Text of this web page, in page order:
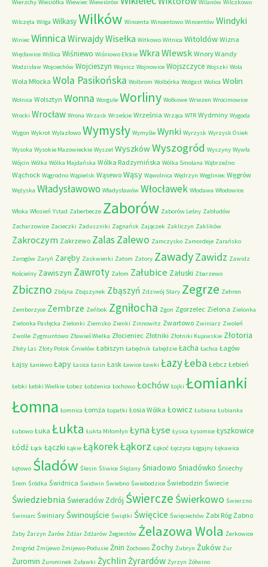
Wierzchy Wiesiółka Wiewiec Wiewiórów Wilanów Wilczkowo
Wilczęta Wilga WilkasyWilków Wincenta Wincentowo Wincentów Windyki
Winiec Winnica WirwajdyWisełka Witkowo Witnica Witoldów Wizna
Więcławice Wiślica Wiśniewo Wiśniowo Ełckie Wkra Wlewsk Wnory Wandy
Wodzisław Wojciechów Wojcieszyn Wojnicz Wojnowice Wojszczyce Wojszki Wola
Wola Młocka Wola Pasikońska Wolbrom Wolbórka Wolgast Wolica Wolin
Wolnica Wolsztyn Wonna Worgule Worliny Wołkowe Wriezen Wrocimowice
Wrocki Wrocław Wrona Wrzask Wrzeście Września Wrząca WTR Wydminy Wygoda
Wygon Wykrot Wylazłowo Wymysły Wymyśle Wynki Wyrzysk Wyrzysk Osiek
Wysoka Wysokie Mazowieckie Wyszel WyszkówWyszogród Wyszyny Wywła
Wójcin Wólka Wólka Majdańska Wólka Radzymińska Wólka Smolana Wąbrzeźno
Wąchock Wągrodno Wąpielsk Wąsewo Wąsy Wąwolnica Wędrzyn Węgliniec Węgrów
Wężyska Władysławowo Władysławów Włocławek Włodawa Włodowice
Włoka Włosień Ystad Zaberbecze Zaborów Zaborów Leśny Zabłudów
Zacharzowice Zacieczki Zaduszniki Zagnańsk Zajączek Zakliczyn Zaklików
Zakroczym Zakrzewo ZalasZalewo Zamczysko Zamordeje Zarańsko
Zarogów Zaryń Zaręby Zaskwierki Zatom Zatory ZawadyZawidz Zawidz
Kościelny Zawiszyn Zawroty Załom Załubice Załuski Zbarzewo
Zbiczno Zbójna Zbąszynek Zbąszyń Zdziwój Stary Zegrze Zehren
Zemborzyce Zembrze Zeńbok Zgniłocha Zgon Zgorzelec Zielona Zielonka
Zielonka Pasłęcka Zielonki Ziemsko Zienki Zinnowitz Zwartowo Zwiniarz Zwoleń
Zwolle Zygmuntowo Zławieś Wielka Złocieniec Złotniki Złotniki Kujawskie Złotoria
Złoty Las Złoty Potok Ćmielów Łabiszyn Łabędnik Łabędzie Łacha Łachca Łagów
Łajsy Łaniewo Łapy Łasica Łasin Łask Ławice Ławki ŁazyŁeba Łebcz Łebień
Łebki Łebki Wielkie Łobez Łobżenica Łochowo Łochów Łojki Łomianki
Łomna Łomnica Łomża Łopatki Łosia Wólka Łowicz Łubiana Łubianka
Łubowo Łuka Łukta Łukta Miłomłyn ŁynaŁyse Łysica Łysomice Łyszkowice
Łódź Łąck Łączki Łąkie ŁąkorekŁąkorz Łąkoć Łęczyca Łęgajny Łękawica
Łętowo Śladów Ślesin Śliwice Ślężany Śniadowo Śniadówko Śniechy
Śrem Śródka Świdnica Świdwin Świebno Świebodzice Świebodzin Świecie
Świedziebnia Świeradów Zdrój Świercze Świerkowo Świerzno
Świniarc Świniary Świnoujście Świątki Święcice Święciechów Żabi Róg Żabno
Żaby Żarzyn Żarów Żdżar Żdżarów Żegiestów Żelazowa Wola Żerkowice
Żmigród Żmijewo Żmijewo-Podusie Żnin Żochowo Żochy Żubryn Żuków Żur
Żuromin Żurominek Żuławki Żychlin Żyrardów Żyrzyn Żółwino